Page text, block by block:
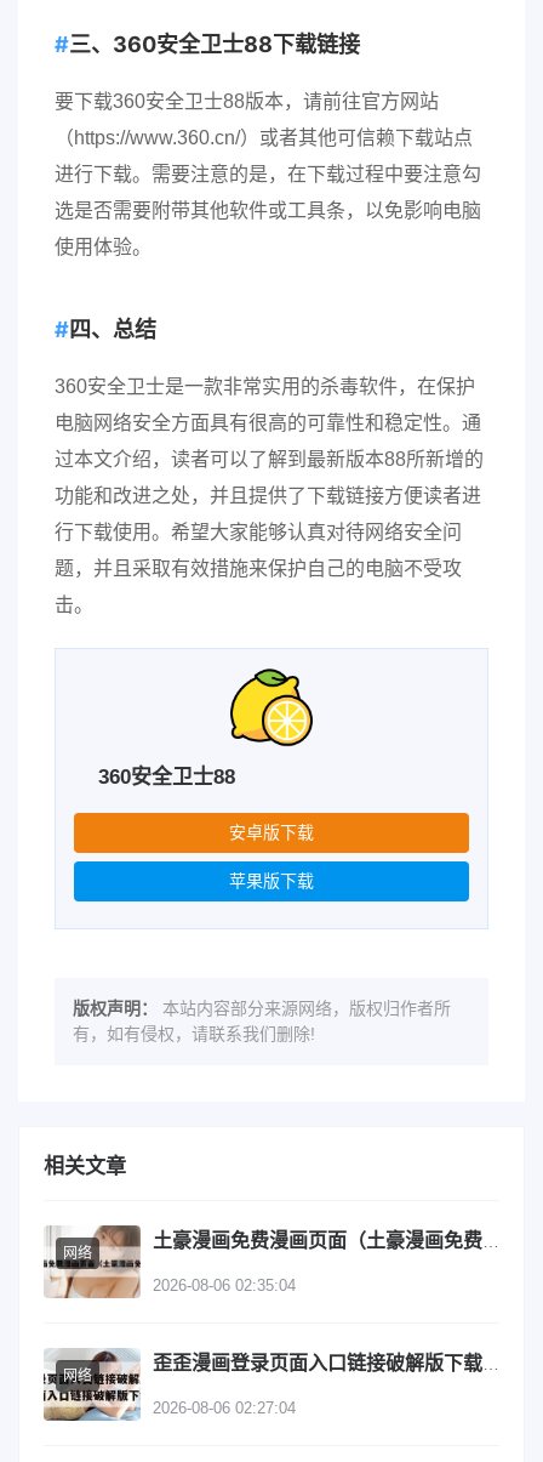
三、360安全卫士88下载链接
要下载360安全卫士88版本，请前往官方网站
（https://www.360.cn/）或者其他可信赖下载站点
进行下载。需要注意的是，在下载过程中要注意勾
选是否需要附带其他软件或工具条，以免影响电脑
使用体验。
四、总结
360安全卫士是一款非常实用的杀毒软件，在保护
电脑网络安全方面具有很高的可靠性和稳定性。通
过本文介绍，读者可以了解到最新版本88所新增的
功能和改进之处，并且提供了下载链接方便读者进
行下载使用。希望大家能够认真对待网络安全问
题，并且采取有效措施来保护自己的电脑不受攻
击。
360安全卫士88
安卓版下载
苹果版下载
版权声明：
本站内容部分来源网络，版权归作者所
有，如有侵权，请联系我们删除!
相关文章
网络
2026-08-06 02:35:04
网络
2026-08-06 02:27:04